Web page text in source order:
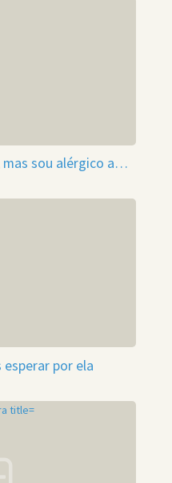
mas sou alérgico a…
por ela